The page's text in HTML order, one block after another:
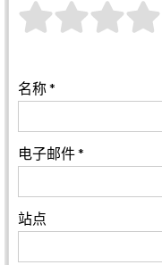
名称*
电子邮件*
站点